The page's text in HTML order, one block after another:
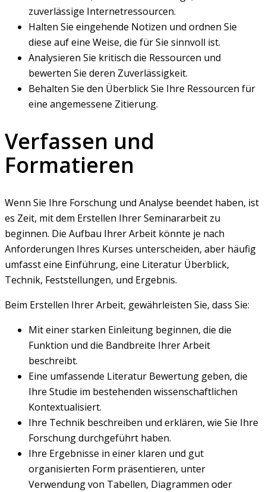
zuverlässige Internetressourcen.
Halten Sie eingehende Notizen und ordnen Sie
diese auf eine Weise, die für Sie sinnvoll ist.
Analysieren Sie kritisch die Ressourcen und
bewerten Sie deren Zuverlässigkeit.
Behalten Sie den Überblick Sie Ihre Ressourcen für
eine angemessene Zitierung.
Verfassen und
Formatieren
Wenn Sie Ihre Forschung und Analyse beendet haben, ist
es Zeit, mit dem Erstellen Ihrer Seminararbeit zu
beginnen. Die Aufbau Ihrer Arbeit könnte je nach
Anforderungen Ihres Kurses unterscheiden, aber häufig
umfasst eine Einführung, eine Literatur Überblick,
Technik, Feststellungen, und Ergebnis.
Beim Erstellen Ihrer Arbeit, gewährleisten Sie, dass Sie:
Mit einer starken Einleitung beginnen, die die
Funktion und die Bandbreite Ihrer Arbeit
beschreibt.
Eine umfassende Literatur Bewertung geben, die
Ihre Studie im bestehenden wissenschaftlichen
Kontextualisiert.
Ihre Technik beschreiben und erklären, wie Sie Ihre
Forschung durchgeführt haben.
Ihre Ergebnisse in einer klaren und gut
organisierten Form präsentieren, unter
Verwendung von Tabellen, Diagrammen oder